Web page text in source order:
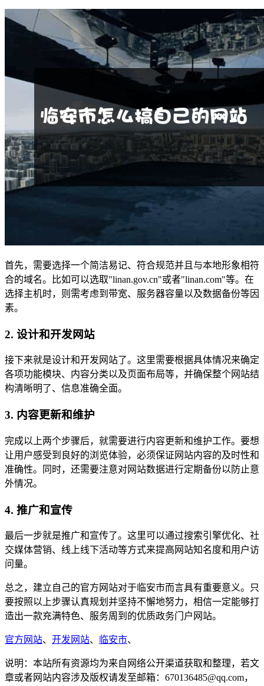
首先，需要选择一个简洁易记、符合规范并且与本地形象相符
合的域名。比如可以选取"linan.gov.cn"或者"linan.com"等。在
选择主机时，则需考虑到带宽、服务器容量以及数据备份等因
素。
2. 设计和开发网站
接下来就是设计和开发网站了。这里需要根据具体情况来确定
各项功能模块、内容分类以及页面布局等，并确保整个网站结
构清晰明了、信息准确全面。
3. 内容更新和维护
完成以上两个步骤后，就需要进行内容更新和维护工作。要想
让用户感受到良好的浏览体验，必须保证网站内容的及时性和
准确性。同时，还需要注意对网站数据进行定期备份以防止意
外情况。
4. 推广和宣传
最后一步就是推广和宣传了。这里可以通过搜索引擎优化、社
交媒体营销、线上线下活动等方式来提高网站知名度和用户访
问量。
总之，建立自己的官方网站对于临安市而言具有重要意义。只
要按照以上步骤认真规划并坚持不懈地努力，相信一定能够打
造出一款充满特色、服务周到的优质政务门户网站。
官方网站、 开发网站、 临安市、
说明：本站所有资源均为来自网络公开渠道获取和整理，若文
章或者网站内容涉及版权请发至邮箱：670136485@qq.com，